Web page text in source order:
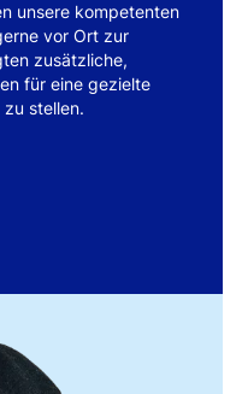
unsere kompetenten
vor Ort zur
zusätzliche,
für eine gezielte
stellen.